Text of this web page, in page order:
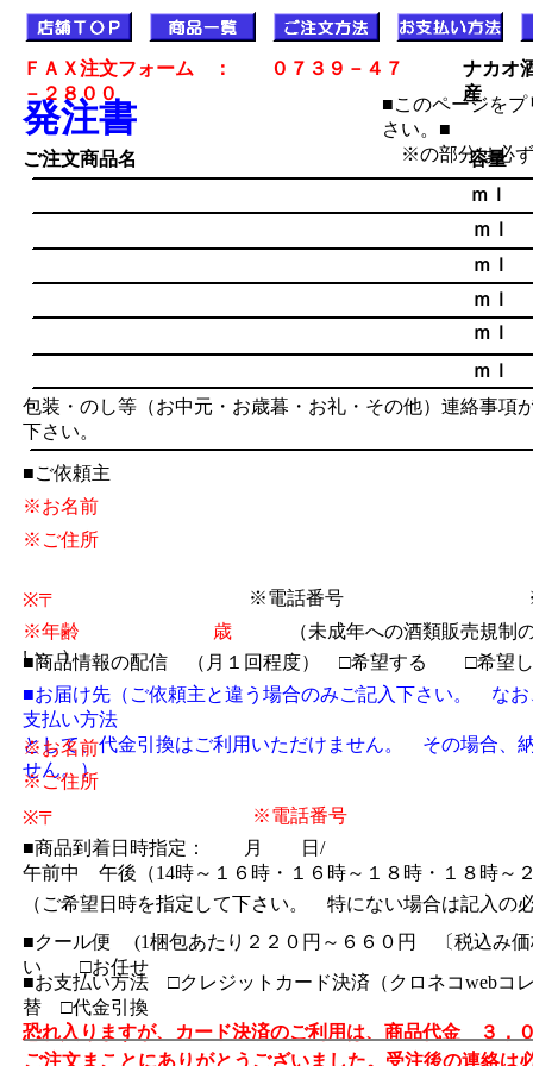
ナカオ
産
ＦＡＸ注文フォーム ： ０７３９－４７
－２８００
■このページを
さい。■
※の部分は必ず
発注書
ご注文商品名
容量
ｍｌ
ｍｌ
ｍｌ
ｍｌ
ｍｌ
ｍｌ
包装・のし等（お中元・お歳暮・お礼・その他）連絡事項
下さい。
■ご依頼主
※お名前
※ご住所
※〒 ※電話番号
※年齢 歳 （未成年への酒類販売規制の
い。）
■商品情報の配信 （月１回程度） □希望する □希望
■お届け先（ご依頼主と違う場合のみご記入下さい。 な
支払い方法
として、代金引換はご利用いただけません。 その場合、
せん。）
※お名前
※ご住所
※〒
※電話番号
■商品到着日時指定： 月 日/
午前中 午後（14時～１６時・１６時～１８時・１８時～
（ご希望日時を指定して下さい。 特にない場合は記入の
■クール便 (1梱包あたり２２０円～６６０円 〔税込
い □お任せ
■お支払い方法 □クレジットカード決済（クロネコweb
替 □代金引換
恐れ入りますが、カード決済のご利用は、商品代金 ３，
ご注文まことにありがとうございました。受注後の連絡は